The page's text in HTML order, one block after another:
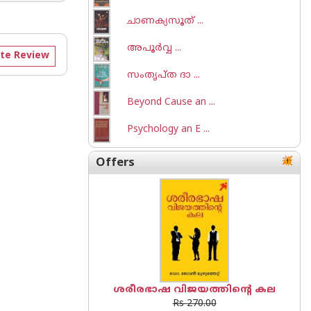
Review
ചാണക്യസൂത് ...
അപൂര്‍വ്വ ...
സംതൃപ്ത ദാ ...
Beyond Cause an ...
Psychology an E ...
Offers
ശരീരഭാഷ വിജയത്തിന്റെ കല
Rs 270.00